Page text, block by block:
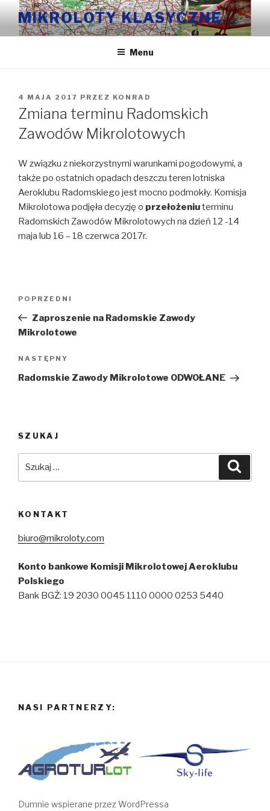
Przeskocz
treści
MIKROLOTY KLASYCZNE
Menu
OPUBLIKOWANE
W
4 MAJA 2017 PRZEZ KONRAD
Zmiana terminu Radomskich
Zawodów Mikrolotowych
W związku z niekorzystnymi warunkami pogodowymi, a
także po ostatnich opadach deszczu teren lotniska
Aeroklubu Radomskiego jest mocno podmokły. Komisja
Mikrolotowa podjęła decyzję o przełożeniuterminu
Radomskich Zawodów Mikrolotowych na dzień 12 -14
maja lub 16 – 18 czerwca 2017r.
Poprzedni
wpis
POPRZEDNI
Zaproszenie na Radomskie Zawody
Mikrolotowe
Następny
wpis
NASTĘPNY
Radomskie Zawody Mikrolotowe ODWOŁANE
SZUKAJ
KONTAKT
biuro@mikroloty.com
Konto bankowe Komisji Mikrolotowej Aeroklubu
Polskiego
Bank BGŻ: 19 2030 0045 1110 0000 0253 5440
NASI PARTNERZY:
Dumnie wspierane przez WordPressa